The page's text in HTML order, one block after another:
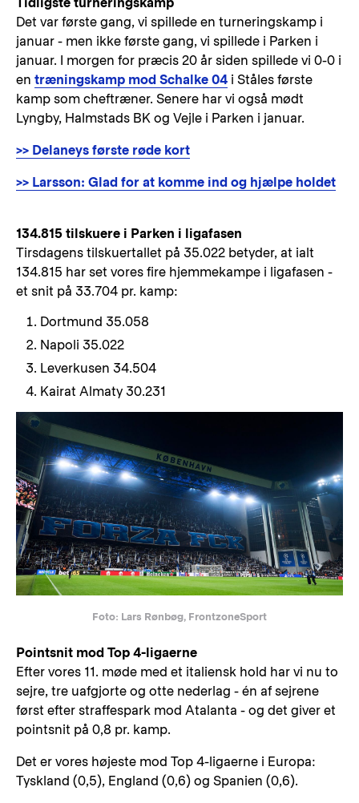
Det var første gang, vi spillede en turneringskamp i
januar - men ikke første gang, vi spillede i Parken i
januar. I morgen for præcis 20 år siden spillede vi 0-0 i
en træningskamp mod Schalke 04 i Ståles første
kamp som cheftræner. Senere har vi også mødt
Lyngby, Halmstads BK og Vejle i Parken i januar.
>> Delaneys første røde kort
>> Larsson: Glad for at komme ind og hjælpe holdet
134.815 tilskuere i Parken i ligafasen
Tirsdagens tilskuertallet på 35.022 betyder, at ialt
134.815 har set vores fire hjemmekampe i ligafasen -
et snit på 33.704 pr. kamp:
Dortmund 35.058
Napoli 35.022
Leverkusen 34.504
Kairat Almaty 30.231
Foto: Lars Rønbøg, FrontzoneSport
Pointsnit mod Top 4-ligaerne
Efter vores 11. møde med et italiensk hold har vi nu to
sejre, tre uafgjorte og otte nederlag - én af sejrene
først efter straffespark mod Atalanta - og det giver et
pointsnit på 0,8 pr. kamp.
Det er vores højeste mod Top 4-ligaerne i Europa:
Tyskland (0,5), England (0,6) og Spanien (0,6).